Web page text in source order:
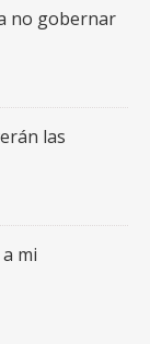
no gobernar
las
mi